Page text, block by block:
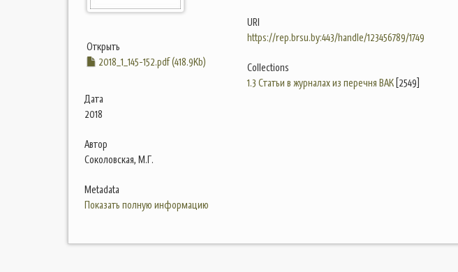
Открыть
2018_1_145-152.pdf (418.9Kb)
Дата
2018
Автор
Соколовская, М.Г.
Metadata
Показать полную информацию
URI
https://rep.brsu.by:443/handle/123456789/1749
Collections
1.3 Статьи в журналах из перечня ВАК[2549]